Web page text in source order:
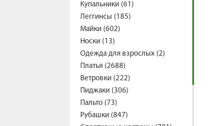
Купальники (61)
Леггинсы (185)
Майки (602)
Носки (13)
Одежда для взрослых (2)
Платья (2688)
Ветровки (222)
Пиджаки (306)
Пальто (73)
Рубашки (847)